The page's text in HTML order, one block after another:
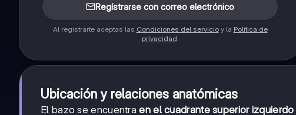
Regístrarse con correo electrónico
Al registrarte aceptas las Condiciones del servicioy la Política de
privacidad
Ubicación y relaciones anatómicas
El bazo se encuentraen el cuadrante superior izquierdo